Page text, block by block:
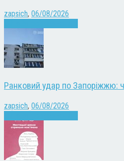
zapsich, 06/08/2026
Ранковий удар по Запоріжжю:
zapsich, 06/08/2026